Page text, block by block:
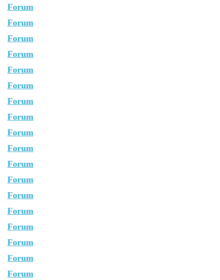
Forum
Forum
Forum
Forum
Forum
Forum
Forum
Forum
Forum
Forum
Forum
Forum
Forum
Forum
Forum
Forum
Forum
Forum